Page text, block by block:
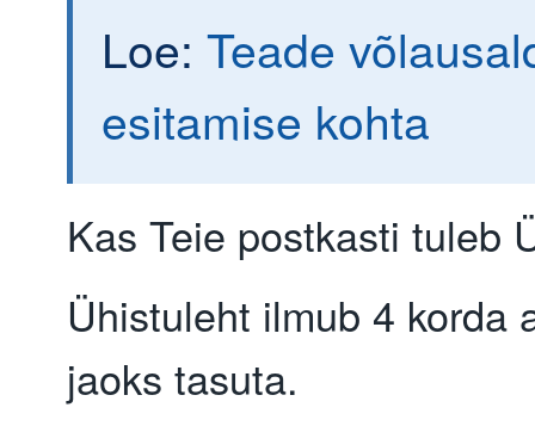
Loe: Teade
esitamise kohta
Kas Teie postkasti tuleb
Ühistuleht ilmub 4 korda
jaoks tasuta.